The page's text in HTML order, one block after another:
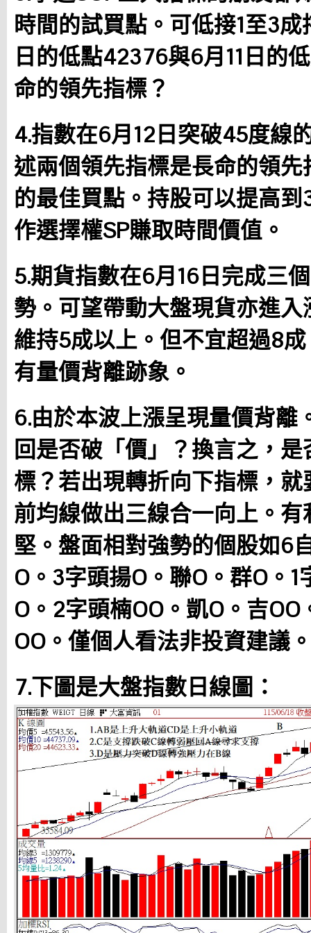
時間的試買點。可低接1至3
日的低點42376與6月11日的
命的領先指標？
4.指數在6月12日突破45度線
述兩個領先指標是長命的領
的最佳買點。持股可以提高
作選擇權SP賺取時間價值。
5.期貨指數在6月16日完成三
勢。可望帶動大盤現貨亦進
維持5成以上。但不宜超過8
有量價背離跡象。
6.由於本波上漲呈現量價背離
回是否破「價」？換言之，
標？若出現轉折向下指標，
前均線做出三線合一向上。
堅。盤面相對強勢的個股如6
O。3字頭揚O。聯O。群O。1
O。2字頭楠OO。凱O。吉
OO。僅個人看法非投資建議
7.下圖是大盤指數日線圖：